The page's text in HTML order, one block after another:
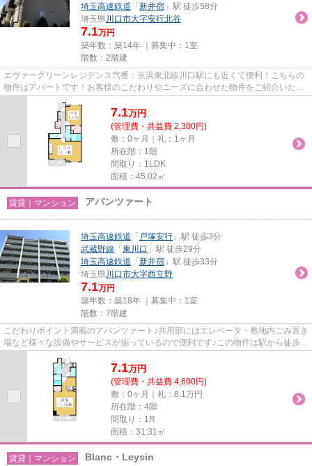
埼玉高速鉄道 「 新井宿 」駅 徒歩58分
埼玉県川口市大字安行北谷
7.1万円
築年数：築14年 ｜募集中： 1室
階数：2階建
エヴァーグリーンレジデンス弐番：京浜東北線川口駅にも近くて便利！こちらの
物件はアパートです！お客様のこだわりやニーズに合わせた物件をご紹介いたし
7.1万円
(管理費・共益費 2,300円)
敷：0ヶ月｜礼：1ヶ月
所在階：1階
間取り：1LDK
面積：45.02㎡
賃貸｜マンション アバンツァート
埼玉高速鉄道 「 戸塚安行 」駅 徒歩3分
武蔵野線 「 東川口 」駅 徒歩29分
埼玉高速鉄道 「 新井宿 」駅 徒歩33分
埼玉県川口市大字西立野
7.1万円
築年数：築18年 ｜募集中： 1室
階数：7階建
こだわりポイント満載のアバンツァート♪共用部にはエレベータ・敷地内ごみ置き
場など様々な設備やサービスが揃っているので便利です♪この物件は駅から徒歩3
7.1万円
(管理費・共益費 4,600円)
敷：0ヶ月｜礼：8.1万円
所在階：4階
間取り：1R
面積：31.31㎡
賃貸｜マンション Blanc・Leysin